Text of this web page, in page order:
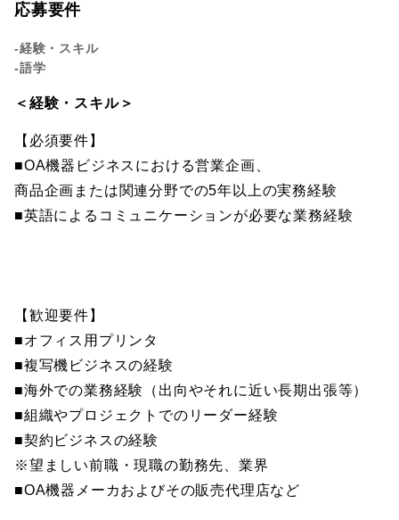
応募要件
-経験・スキル
-語学
＜経験・スキル＞
【必須要件】
■OA機器ビジネスにおける営業企画、
商品企画または関連分野での5年以上の実務経験
■英語によるコミュニケーションが必要な業務経験
【歓迎要件】
■オフィス用プリンタ
■複写機ビジネスの経験
■海外での業務経験（出向やそれに近い長期出張等）
■組織やプロジェクトでのリーダー経験
■契約ビジネスの経験
※望ましい前職・現職の勤務先、業界
■OA機器メーカおよびその販売代理店など